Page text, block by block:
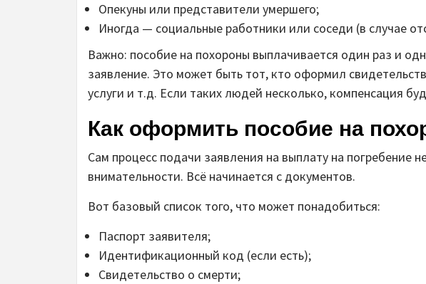
Опекуны или представители умершего;
Иногда — социальные работники или соседи (в случае
Важно: пособие на похороны выплачивается один раз и
заявление. Это может быть тот, кто оформил
услуги и т.д. Если таких людей несколько, компенсация
Как оформить пособие на
Сам процесс подачи заявления на выплату на погребение
внимательности. Всё начинается с документов.
Вот базовый список того, что может понадобиться:
Паспорт заявителя;
Идентификационный код (если есть);
Свидетельство о смерти;